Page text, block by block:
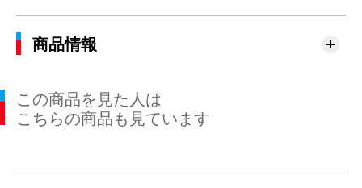
商品情報
この商品を見た人は
こちらの商品も見ています